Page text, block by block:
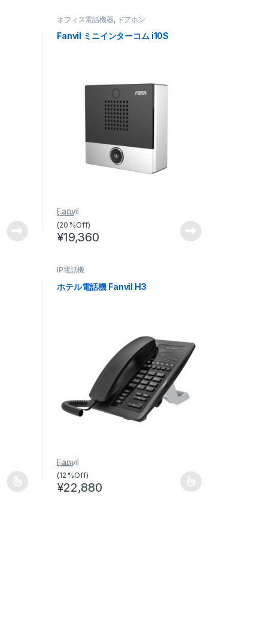
オフィス電話機器, ドアホン
Fanvil ミニインターコム i10S
Fanvil
¥24,200
(20 %Off)
¥19,360
ンがあります。 オプションは商品ページから選択できます
IP電話機
ホテル電話機 Fanvil H3
Fanvil
¥26,000
(12 %Off)
¥22,880
この商品には複数のバリエーションがあります。 オプ